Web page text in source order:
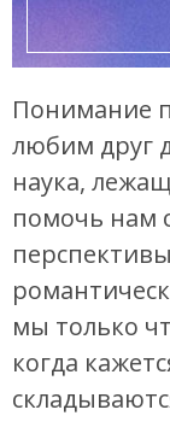
Понимание
любим друг
наука,
помочь нам
мы только
когда